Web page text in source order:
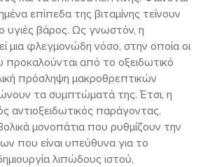
επίπεδα της βιταμίνης τείνουν
υγιές βάρος. Ως γνωστόν, η
μια φλεγμονώδη νόσο, στην οποία οι
προκαλούνται από το οξειδωτικό
πρόσληψη μακροθρεπτικών
τα συμπτώματά της. Έτσι, η
αντιοξειδωτικός παράγοντας,
μονοπάτια που ρυθμίζουν την
που είναι υπεύθυνα για το
λιπώδους ιστού,